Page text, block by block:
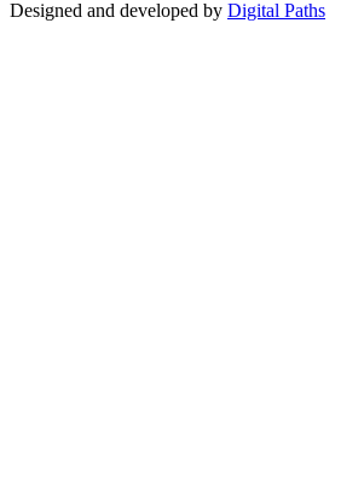
Designed and developed by Digital Paths